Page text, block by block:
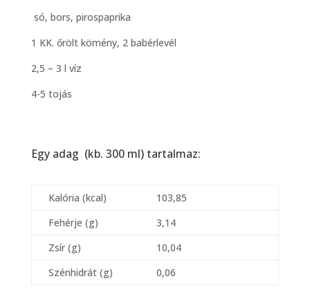
só, bors, pirospaprika
1 KK. őrölt kömény, 2 babérlevél
2,5 – 3 l víz
4-5 tojás
Egy adag (kb. 300 ml) tartalmaz:
Kalória (kcal)
103,85
Fehérje (g)
3,14
Zsír (g)
10,04
Szénhidrát (g)
0,06